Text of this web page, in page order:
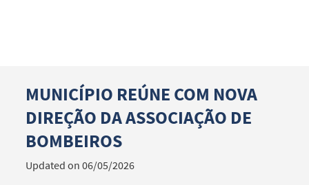
Search term
MUNICÍPIO REÚNE COM NOVA
DIREÇÃO DA ASSOCIAÇÃO DE
BOMBEIROS
Updated on 06/05/2026